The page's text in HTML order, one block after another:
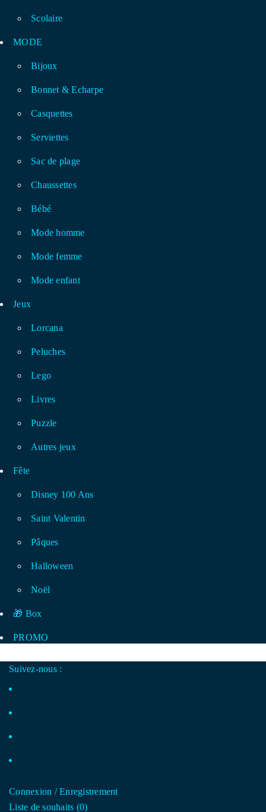
Scolaire
MODE
Bijoux
Bonnet & Echarpe
Casquettes
Serviettes
Sac de plage
Chaussettes
Bébé
Mode homme
Mode femme
Mode enfant
Jeux
Lorcana
Peluches
Lego
Livres
Puzzle
Autres jeux
Fête
Disney 100 Ans
Saint Valentin
Pâques
Halloween
Noël
🎁 Box
PROMO
Suivez-nous :
Connexion /Enregistrement
Liste de souhaits (0)